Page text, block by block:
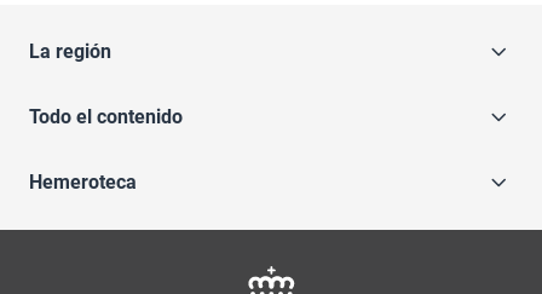
La región
Todo el contenido
Hemeroteca